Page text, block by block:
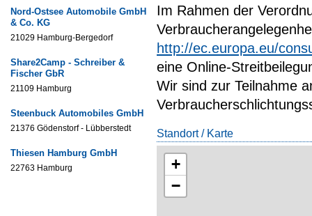
Nord-Ostsee Automobile GmbH
& Co. KG
21029 Hamburg-Bergedorf
Share2Camp - Schreiber &
Fischer GbR
21109 Hamburg
Steenbuck Automobiles GmbH
21376 Gödenstorf - Lübberstedt
Thiesen Hamburg GmbH
22763 Hamburg
Im Rahmen der
http://ec.europa.eu/
eine Online-
Wir sind zur Teilnahme
Standort / Karte
+
−